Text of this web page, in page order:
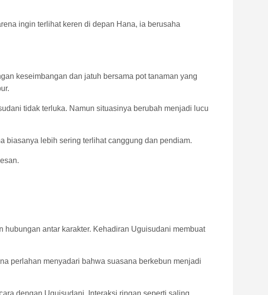
ingin terlihat keren di depan Hana, ia berusaha
keseimbangan dan jatuh bersama pot tanaman yang
tidak terluka. Namun situasinya berubah menjadi lucu
biasanya lebih sering terlihat canggung dan pendiam.
antar karakter. Kehadiran Uguisudani membuat
perlahan menyadari bahwa suasana berkebun menjadi